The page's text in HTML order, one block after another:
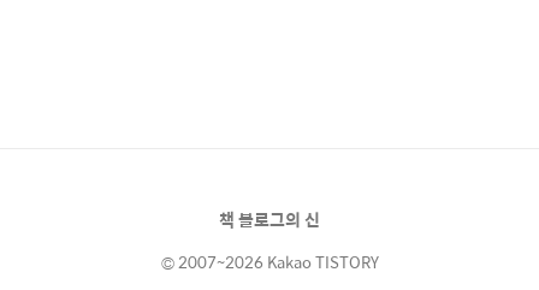
책 블로그의 신
© 2007~2026 Kakao TISTORY